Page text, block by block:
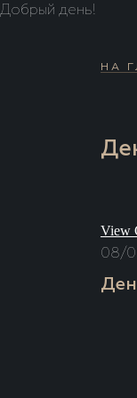
Добрый день!
НА
View
08/